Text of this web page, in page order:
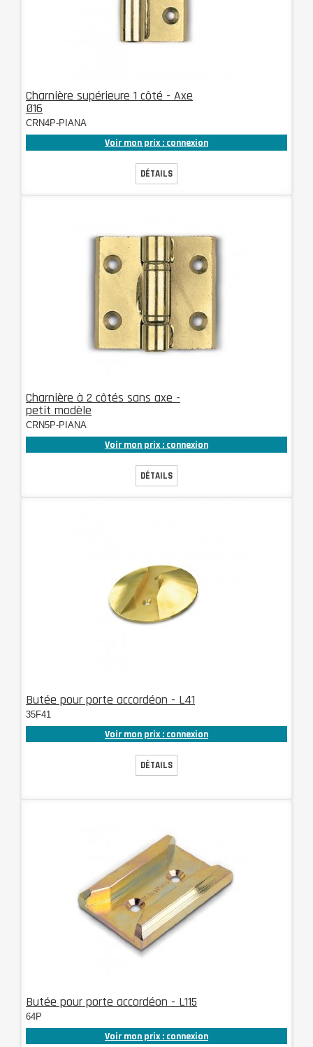
Charnière supérieure 1 côté - Axe
Ø16
CRN4P-PIANA
Voir mon prix : connexion
DÉTAILS
Charnière à 2 côtés sans axe -
petit modèle
CRN5P-PIANA
Voir mon prix : connexion
DÉTAILS
Butée pour porte accordéon - L41
35F41
Voir mon prix : connexion
DÉTAILS
Butée pour porte accordéon - L115
64P
Voir mon prix : connexion